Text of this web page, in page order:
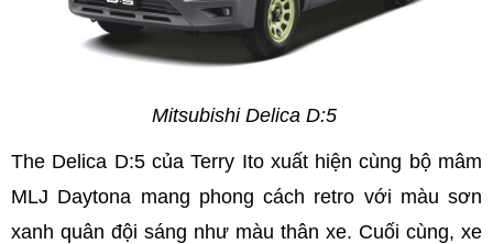
Mitsubishi Delica D:5
The Delica D:5 của Terry Ito xuất hiện cùng bộ mâm
MLJ Daytona mang phong cách retro với màu sơn
xanh quân đội sáng như màu thân xe. Cuối cùng, xe